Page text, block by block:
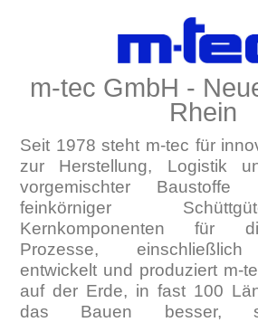
m-tec GmbH -
Rhein
Seit 1978 steht m-tec für
zur Herstellung, Logistik
vorgemischter Baustoffe
feinkörniger
Kernkomponenten für
Prozesse, einschließlich
entwickelt und produziert m-
auf der Erde, in fast 100
das Bauen besser,